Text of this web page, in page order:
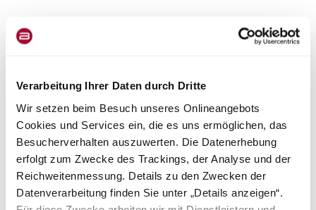
Verarbeitung Ihrer Daten durch Dritte
Wir setzen beim Besuch unseres Onlineangebots
Cookies und Services ein, die es uns ermöglichen, das
Besucherverhalten auszuwerten. Die Datenerhebung
erfolgt zum Zwecke des Trackings, der Analyse und der
Reichweitenmessung. Details zu den Zwecken der
Datenverarbeitung finden Sie unter „Details anzeigen“.
5. CAPACITÉ DE CHARGE ET
MINIMALE
Le montage d’un équipement en option est également soumis à des
limites techniques et juridiques : il n’est possible de commander et
de monter en usine que l’équipement en option qui offre encore
suffisamment de poids libre pour les bagages et les autres
accessoires (capacité de charge), sans que la masse en charge
maximale techniquement admissible soit dépassée. La capacité de